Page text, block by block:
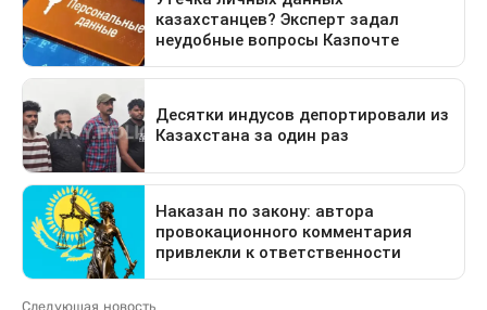
Следующая новость